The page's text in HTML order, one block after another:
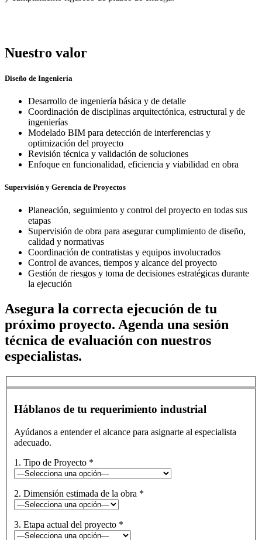
Nuestro valor
Diseño de Ingeniería
Desarrollo de ingeniería básica y de detalle
Coordinación de disciplinas arquitectónica, estructural y de
ingenierías
Modelado BIM para detección de interferencias y
optimización del proyecto
Revisión técnica y validación de soluciones
Enfoque en funcionalidad, eficiencia y viabilidad en obra
Supervisión y Gerencia de Proyectos
Planeación, seguimiento y control del proyecto en todas sus
etapas
Supervisión de obra para asegurar cumplimiento de diseño,
calidad y normativas
Coordinación de contratistas y equipos involucrados
Control de avances, tiempos y alcance del proyecto
Gestión de riesgos y toma de decisiones estratégicas durante
la ejecución
Asegura la correcta ejecución de tu
próximo proyecto. Agenda una sesión
técnica de evaluación con nuestros
especialistas.
Háblanos de tu requerimiento industrial
Ayúdanos a entender el alcance para asignarte al especialista
adecuado.
1. Tipo de Proyecto *
2. Dimensión estimada de la obra *
3. Etapa actual del proyecto *